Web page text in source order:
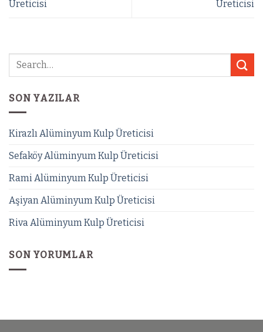
Üreticisi Üreticisi
SON YAZILAR
Kirazlı Alüminyum Kulp Üreticisi
Sefaköy Alüminyum Kulp Üreticisi
Rami Alüminyum Kulp Üreticisi
Aşiyan Alüminyum Kulp Üreticisi
Riva Alüminyum Kulp Üreticisi
SON YORUMLAR